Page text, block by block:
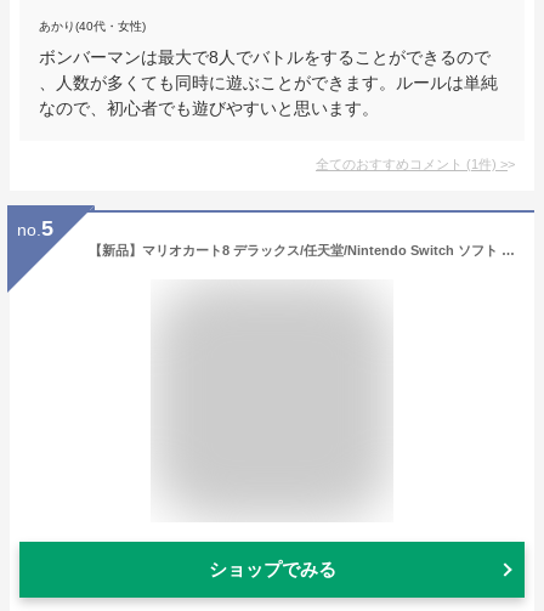
あかり(40代・女性)
ボンバーマンは最大で8人でバトルをすることができるので
、人数が多くても同時に遊ぶことができます。ルールは単純
なので、初心者でも遊びやすいと思います。
全てのおすすめコメント (1件) >
no. 5
【新品】マリオカート8 デラックス/任天堂/Nintendo Switch ソフト /HACPAABPA/A 全年齢対象 4902370536485 ※レターパック全国送料無料【即日発送、土、祝日発送 】【送料無料】
ショップでみる